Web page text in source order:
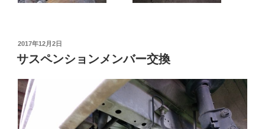
投
稿
日:
2017年12月2日
サスペンションメンバー交換